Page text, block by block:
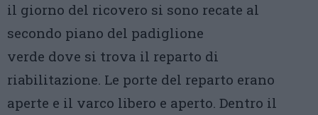
il giorno del ricovero si sono recate al
secondo piano del padiglione
verde dove si trova il reparto di
riabilitazione. Le porte del reparto erano
aperte e il varco libero e aperto. Dentro il